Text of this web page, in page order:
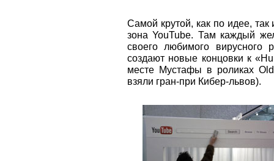
Самой крутой, как по идее,
зона YouTube. Там каждый
своего любимого вирусного
создают новые концовки к
месте Мустафы в роликах
взяли гран-при Кибер-львов).